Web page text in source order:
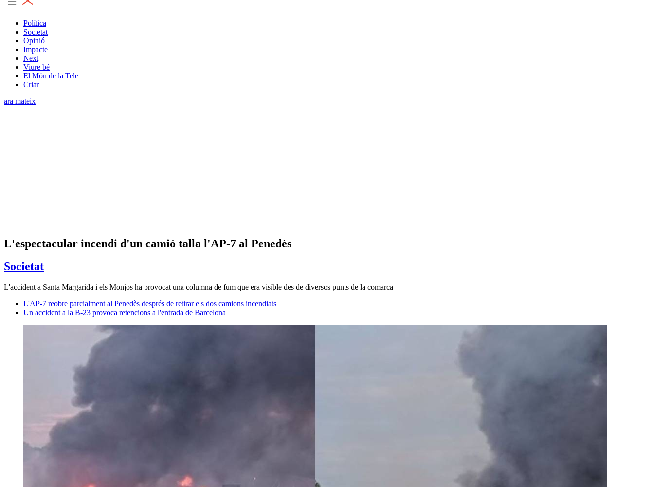
Política
Societat
Opinió
Impacte
Next
Viure bé
El Món de la Tele
Criar
ara mateix
L'espectacular incendi d'un camió talla l'AP-7 al Penedès
Societat
L'accident a Santa Margarida i els Monjos ha provocat una columna de fum que era visible des de diversos punts de la comarca
L'AP-7 reobre parcialment al Penedès després de retirar els dos camions incendiats
Un accident a la B-23 provoca retencions a l'entrada de Barcelona